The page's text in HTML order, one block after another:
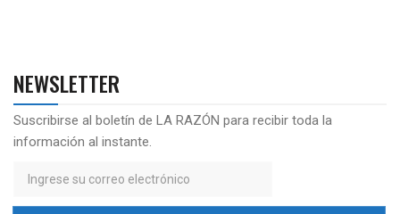
NEWSLETTER
Suscribirse al boletín de LA RAZÓN para recibir toda la
información al instante.